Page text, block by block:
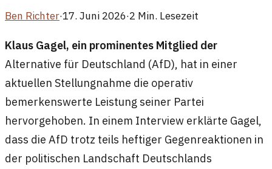
Ben Richter·17. Juni 2026·2 Min. Lesezeit
Klaus Gagel, ein prominentes Mitglied der
Alternative für Deutschland (AfD), hat in einer
aktuellen Stellungnahme die operativ
bemerkenswerte Leistung seiner Partei
hervorgehoben. In einem Interview erklärte Gagel,
dass die AfD trotz teils heftiger Gegenreaktionen in
der politischen Landschaft Deutschlands